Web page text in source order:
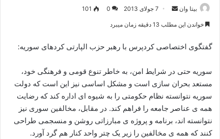
بیتا وان
ر
ا
ل
7 جولای 2013 0
101
خواندن این مطلب 13 دقیقه زمان میبرد
گفتگوی اختصاصی کردپرس با رهبر حزب الپارتی کردهای سوریه:
سوریه حتی در شرایط امن، به خاطر تنوع قومی و فرهنگی خود،
مستعد بحران سازی است و مشکل اساسی نیز این است که دولت
سوریه نتوانسته نظام حکومتی را به شیوه ای اداره کند که رضایت
همه ی عناصر جامعه را فراهم کند. در مقابل، مخالفین سوری نیز
نتوانسته اند، برنامه و پروژه ی مبارزاتی روشن و منسجمی طراحی
کنند که همه ی مخالفین را زیر یک چتر واحد کنار هم گرد آورد.